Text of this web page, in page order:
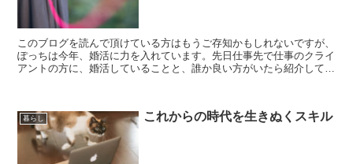
このブログを読んで頂けている方はもうご存知かもしれないですが、
ぽっちは今年、婚活に力を入れています。先日仕事先で仕事のクライ
アントの方に、婚活していることと、誰か良い方がいたら紹介してほ
暮らし これからの時代を生きぬくスキル